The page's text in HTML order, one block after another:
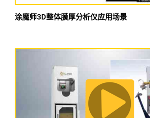
涂魔师3D整体膜厚分析仪应用场景